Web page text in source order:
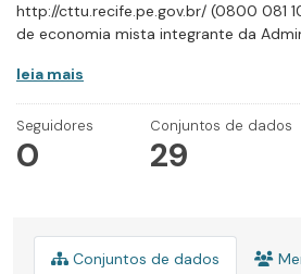
http://cttu.recife.pe.gov.br/ (0800 081
de economia mista integrante da
leia mais
Seguidores
0
Conjuntos de dados
29
Conjuntos de dados